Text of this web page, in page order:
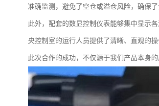
准确监测，避免了空仓或溢仓风险，确保了
此外，配套的数显控制仪表能够集中显示
央控制室的运行人员提供了清晰、直观的
此次合作的成功，不仅源于我们产品本身